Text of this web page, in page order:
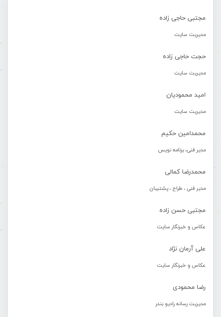
مجتبی حاجی زاده
مدیریت سایت
حجت حاجی زاده
مدیریت سایت
امید محمودیان
مدیریت سایت
محمدامین حکیم
مدیر فنی، برنامه نویس
محمدرضا کمالی
مدیر فنی ، طراح ، پشتیبان
مجتبی حسن زاده
عکاس و خبرنگار سایت
علی آرمان نژاد
عکاس و خبرنگار سایت
رضا محمودی
مدیریت رسانه رادیو بندر